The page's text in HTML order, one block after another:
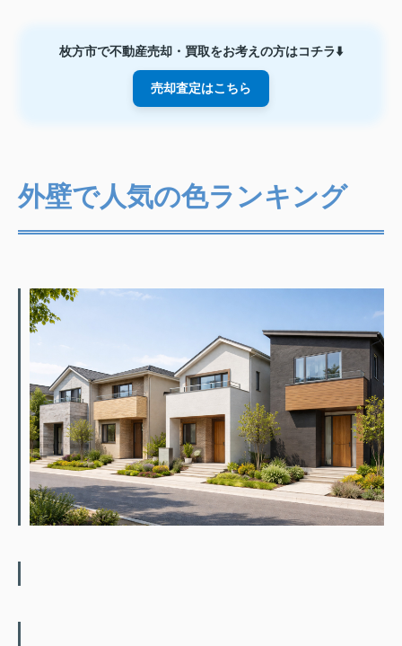
枚方市で不動産売却・買取をお考えの方はコチラ⬇️
売却査定はこちら
外壁で人気の色ランキング